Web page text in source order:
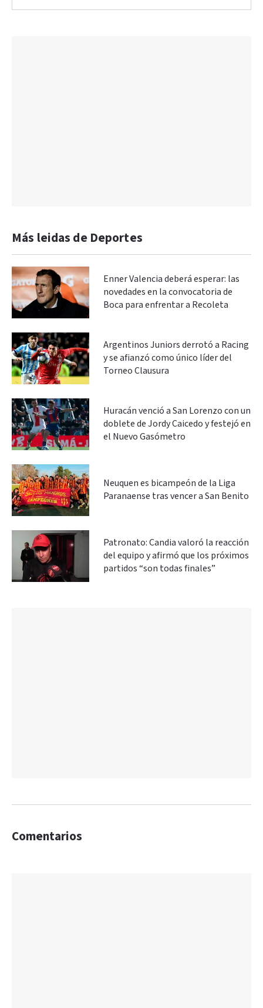
Más leidas de Deportes
Enner Valencia deberá esperar: las
novedades en la convocatoria de
Boca para enfrentar a Recoleta
Argentinos Juniors derrotó a Racing
y se afianzó como único líder del
Torneo Clausura
Huracán venció a San Lorenzo con un
doblete de Jordy Caicedo y festejó en
el Nuevo Gasómetro
Neuquen es bicampeón de la Liga
Paranaense tras vencer a San Benito
Patronato: Candia valoró la reacción
del equipo y afirmó que los próximos
partidos “son todas finales”
Comentarios